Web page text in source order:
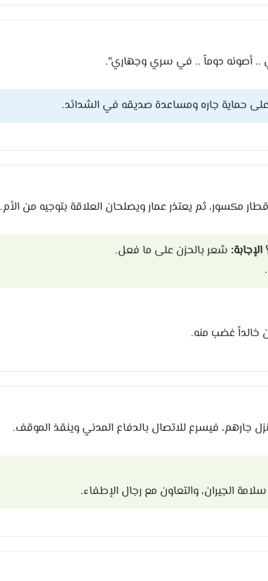
.. أصونه دوماً .. في سري وجهاري".
على حماية جاره ومساعدة صديقه في الشدائد.
مكسور، ثم يعتذر عمار ويصلحان العلاقة بتوجيه من الأم.
الإجابة: شعر بالحزن على ما فعل.
خالداً غضب منه.
جارهم، فيسرع للاتصال بالدفاع المدني وينقذ الموقف.
الجيران، والتعاون مع رجال الإطفاء.